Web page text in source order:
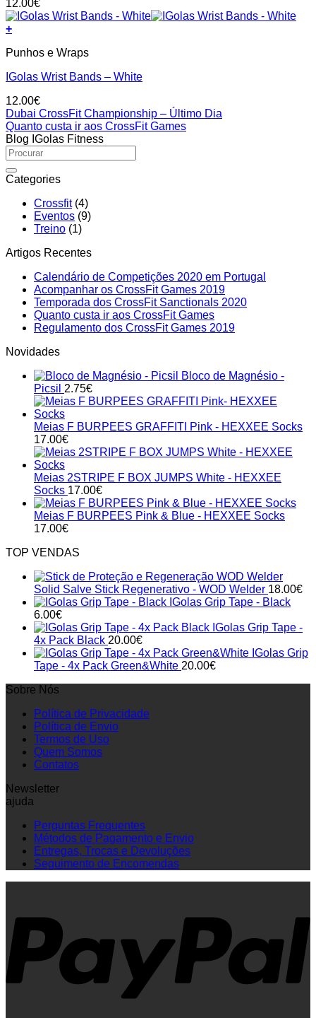
12.00€
+
Punhos e Wraps
IGolas Wrist Bands – White
12.00€
Dubai CrossFit Championship – Último Dia
Quanto custa ir aos CrossFit Games
Blog IGolas Fitness
Categories
Crossfit(4)
Eventos (9)
Treino (1)
Artigos Recentes
Calendário de Competições 2020 em Portugal
Portugal
Acompanhar os CrossFit Games 2019No
Comments
Acompanhar
2019
Temporada dos CrossFit Sanctionals 2020No
Sanctionals
Quanto custa ir aos CrossFit GamesNo
Comments
ir
CrossFit
Regulamento dos CrossFit Games 2019No
dos
Games
Novidades
Bloco de Magnésio -
Picsil 2.75€
Meias F BURPEES GRAFFITI Pink - HEXXEE Socks
17.00€
Meias 2STRIPE F BOX JUMPS White - HEXXEE
Socks 17.00€
Meias F BURPEES Pink & Blue - HEXXEE Socks
17.00€
TOP VENDAS
Solid Salve Stick Regenerativo - WOD Welder 18.00€
IGolas Grip Tape - Black
6.00€
IGolas Grip Tape -
4x Pack Black 20.00€
IGolas Grip
Tape - 4x Pack Green&White 20.00€
Sobre Nós
Política de Privacidade
Política de Envio
Termos de Uso
Quem Somos
Contatos
Newsletter
ajuda
Perguntas Frequentes
Métodos de Pagamento e Envio
Entregas, Trocas e Devoluções
Seguimento de Encomendas